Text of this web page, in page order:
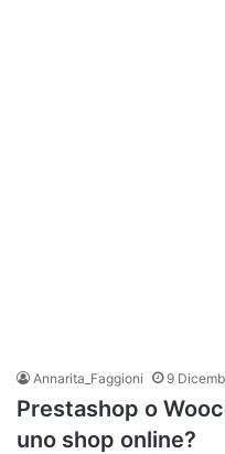
Annarita_Faggioni 9
Prestashop o
uno shop online?